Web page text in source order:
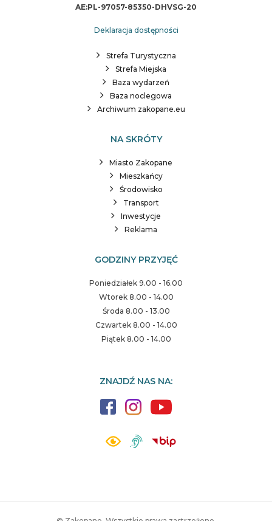
AE:PL-97057-85350-DHVSG-20
Deklaracja dostępności
Strefa Turystyczna
Strefa Miejska
Baza wydarzeń
Baza noclegowa
Archiwum zakopane.eu
NA SKRÓTY
Miasto Zakopane
Mieszkańcy
Środowisko
Transport
Inwestycje
Reklama
GODZINY PRZYJĘĆ
Poniedziałek 9.00 - 16.00
Wtorek 8.00 - 14.00
Środa 8.00 - 13.00
Czwartek 8.00 - 14.00
Piątek 8.00 - 14.00
ZNAJDŹ NAS NA: